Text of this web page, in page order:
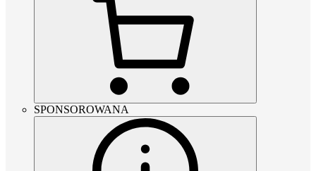
SPONSOROWANA